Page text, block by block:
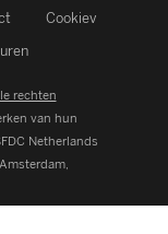
Cookiev
rechten
van hun
Netherlands